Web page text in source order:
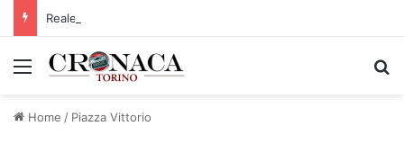
Reale Mutua, ecco il programma del precampionato
Menu
Home / Piazza Vittorio